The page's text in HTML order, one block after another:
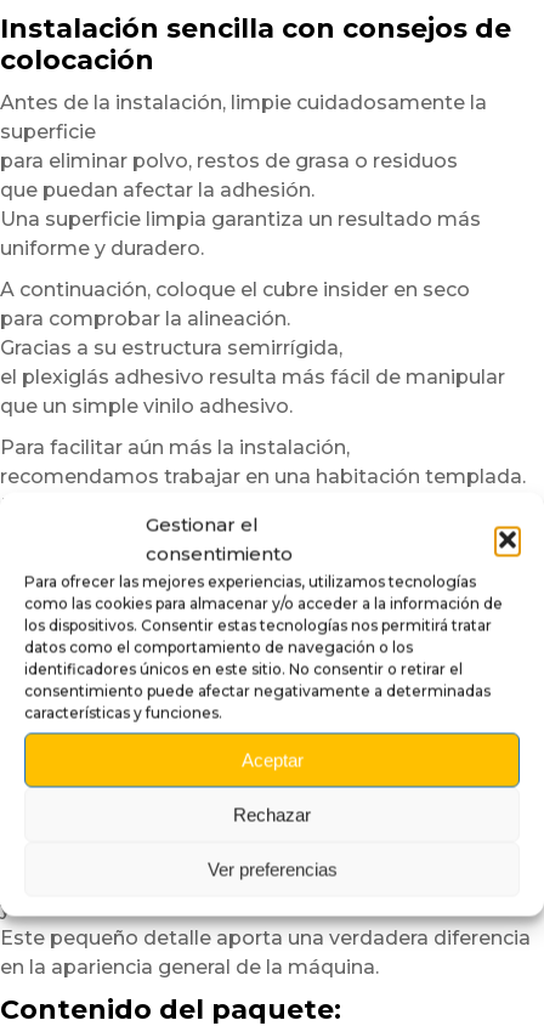
Gestionar el
consentimiento
Para ofrecer las mejores experiencias, utilizamos tecnologías
como las cookies para almacenar y/o acceder a la información de
los dispositivos. Consentir estas tecnologías nos permitirá tratar
datos como el comportamiento de navegación o los
identificadores únicos en este sitio. No consentir o retirar el
consentimiento puede afectar negativamente a determinadas
características y funciones.
Aceptar
Rechazar
Ver preferencias
Instalación sencilla con consejos de
colocación
Antes de la instalación, limpie cuidadosamente la
superficie
para eliminar polvo, restos de grasa o residuos
que puedan afectar la adhesión.
Una superficie limpia garantiza un resultado más
uniforme y duradero.
A continuación, coloque el cubre insider en seco
para comprobar la alineación.
Gracias a su estructura semirrígida,
el plexiglás adhesivo resulta más fácil de manipular
que un simple vinilo adhesivo.
Para facilitar aún más la instalación,
recomendamos trabajar en una habitación templada.
En caso de temperaturas bajas,
puede calentar ligeramente la superficie o el adhesivo
con un secador de pelo a baja potencia.
Este paso mejora la flexibilidad del material
y optimiza la adherencia.
Sin embargo, nunca debe sobrecalentarse la pieza.
Una vez colocado, aplique progresivamente el cubre
insider
ejerciendo una presión suave y uniforme
desde el centro hacia los bordes.
Este método ayuda a evitar burbujas de aire
En solo unos minutos, su pinball gana en elegancia
y coherencia visual.
Este pequeño detalle aporta una verdadera diferencia
en la apariencia general de la máquina.
Contenido del paquete: